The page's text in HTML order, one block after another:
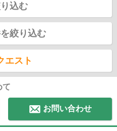
込む
絞り込む
エスト
て
お問い合わせ